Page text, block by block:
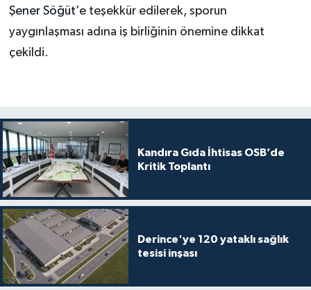
Şener Söğüt’e teşekkür edilerek, sporun
yaygınlaşması adına iş birliğinin önemine dikkat
çekildi.
Kandıra Gıda İhtisas OSB’de
Kritik Toplantı
Derince'ye 120 yataklı sağlık
tesisi inşası